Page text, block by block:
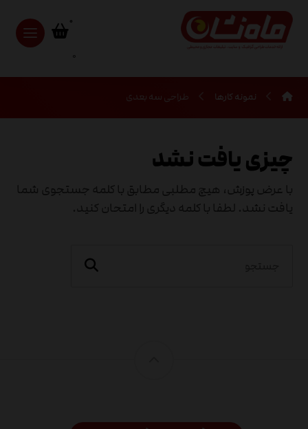
نمونه کارها طراحی سه بعدی
چیزی یافت نشد
با عرض پوزش، هیچ مطلبی مطابق با کلمه جستجوی شما
یافت نشد. لطفا با کلمه دیگری را امتحان کنید.